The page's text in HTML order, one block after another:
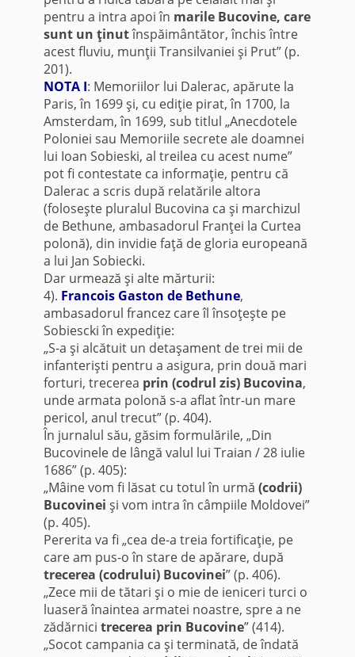
pentru a intra apoi în marile Bucovine, care
sunt un ţinutînspăimântător, închis între
acest fluviu, munţii Transilvaniei şi Prut” (p.
201).
NOTA I: Memoriilor lui Dalerac, apărute la
Paris, în 1699 şi, cu ediţie pirat, în 1700, la
Amsterdam, în 1699, sub titlul „Anecdotele
Poloniei sau Memoriile secrete ale doamnei
lui Ioan Sobieski, al treilea cu acest nume”
pot fi contestate ca informaţie, pentru că
Dalerac a scris după relatările altora
(foloseşte pluralul Bucovina ca şi marchizul
de Bethune, ambasadorul Franţei la Curtea
polonă), din invidie faţă de gloria europeană
a lui Jan Sobiecki.
Dar urmează şi alte mărturii:
4). Francois Gaston de Bethune,
ambasadorul francez care îl însoţeşte pe
Sobiescki în expediţie:
„S-a şi alcătuit un detaşament de trei mii de
infanterişti pentru a asigura, prin două mari
forturi, trecerea prin (codrul zis) Bucovina,
unde armata polonă s-a aflat într-un mare
pericol, anul trecut” (p. 404).
În jurnalul său, găsim formulările, „Din
Bucovinele de lângă valul lui Traian / 28 iulie
1686” (p. 405):
„Mâine vom fi lăsat cu totul în urmă (codrii)
Bucovinei şi vom intra în câmpiile Moldovei”
(p. 405).
Pererita va fi „cea de-a treia fortificaţie, pe
care am pus-o în stare de apărare, după
trecerea (codrului) Bucovinei” (p. 406).
„Zece mii de tătari şi o mie de ieniceri turci o
luaseră înaintea armatei noastre, spre a ne
zădărnici trecerea prin Bucovine” (414).
„Socot campania ca şi terminată, de îndată